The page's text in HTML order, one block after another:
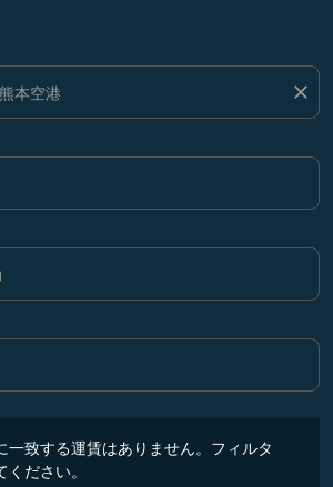
close
クラス Selected
一致する運賃はありません。フィルタ
ださい。